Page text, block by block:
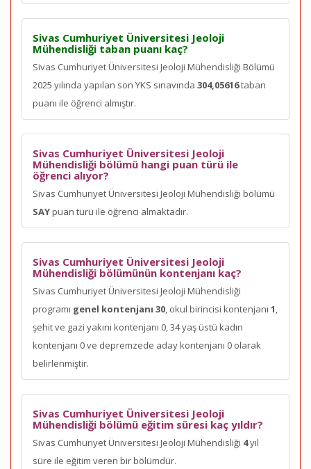
Sivas Cumhuriyet Üniversitesi Jeoloji
Mühendisliği taban puanı kaç?
Sivas Cumhuriyet Üniversitesi Jeoloji Mühendisliği Bölümü
2025 yılında yapılan son YKS sınavında 304,05616taban
puanı ile öğrenci almıştır.
Sivas Cumhuriyet Üniversitesi Jeoloji
Mühendisliği bölümü hangi puan türü ile
öğrenci alıyor?
Sivas Cumhuriyet Üniversitesi Jeoloji Mühendisliği bölümü
SAYpuan türü ile öğrenci almaktadır.
Sivas Cumhuriyet Üniversitesi Jeoloji
Mühendisliği bölümünün kontenjanı kaç?
Sivas Cumhuriyet Üniversitesi Jeoloji Mühendisliği
programı genel kontenjanı 30, okul birincisi kontenjanı 1,
şehit ve gazi yakını kontenjanı 0, 34 yaş üstü kadın
kontenjanı 0 ve depremzede aday kontenjanı 0 olarak
belirlenmiştir.
Sivas Cumhuriyet Üniversitesi Jeoloji
Mühendisliği bölümü eğitim süresi kaç yıldır?
Sivas Cumhuriyet Üniversitesi Jeoloji Mühendisliği 4yıl
süre ile eğitim veren bir bölümdür.